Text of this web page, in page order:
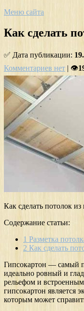
Меню сайта
Как сделать
✅ Дата публикации:
Комментариев нет | 👁
Как сделать потолок из
Содержание статьи:
1 Разметка
2 Как сделать
Гипсокартон — самый
идеально ровный и
рельефом и
гипсокартон является
которым может